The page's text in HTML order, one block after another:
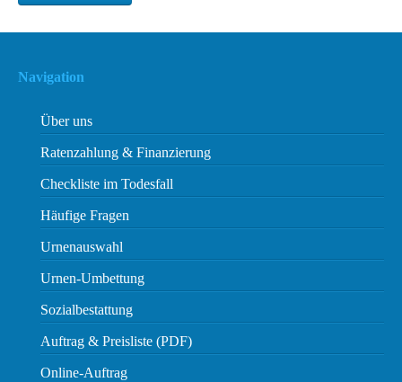
Navigation
Über uns
Ratenzahlung & Finanzierung
Checkliste im Todesfall
Häufige Fragen
Urnenauswahl
Urnen-Umbettung
Sozialbestattung
Auftrag & Preisliste (PDF)
Online-Auftrag